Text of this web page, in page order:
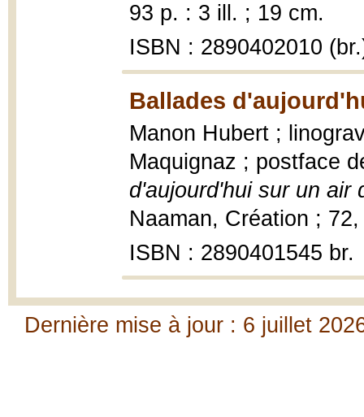
93 p. : 3 ill. ; 19 cm.
ISBN : 2890402010
Ballades
Manon Hubert ;
Maquignaz ; postface
d'aujourd'hui sur un air
Naaman, Création ;
ISBN : 2890401545 br.
Dernière mise à jour : 6 juillet